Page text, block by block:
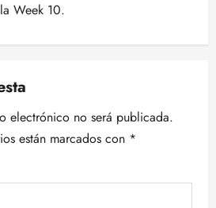
Week 10.
electrónico no será publicada.
están marcados con *